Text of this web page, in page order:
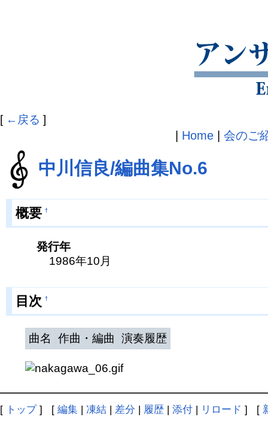
[ ←戻る ]
Home 会のご
中川信良/編曲集No.6
概要 †
発行年
1986年10月
目次 †
曲名 作曲・編曲 演奏履歴
[ トップ] [ 編集 | 凍結 | 差分 | 履歴 | 添付 | リロード ] [